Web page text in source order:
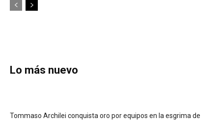
Lo más nuevo
Tommaso Archilei conquista oro por equipos en la esgrima de